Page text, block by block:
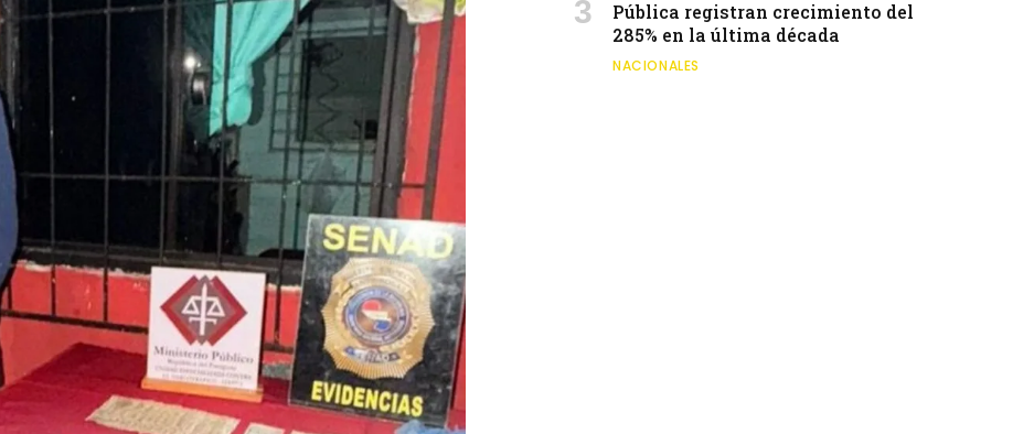
Pública registran crecimiento del
285% en la última década
NACIONALES